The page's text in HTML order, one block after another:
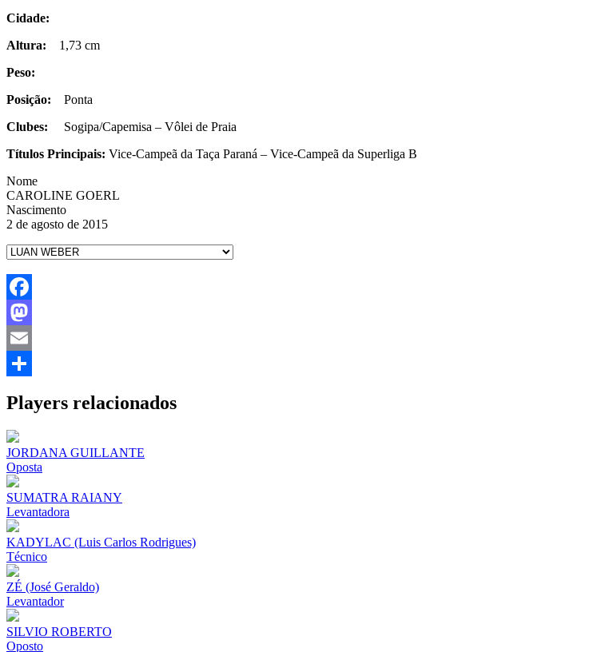
Cidade:
Altura: 1,73 cm
Peso:
Posição: Ponta
Clubes: Sogipa/Capemisa – Vôlei de Praia
Títulos Principais: Vice-Campeã da Taça Paraná – Vice-Campeã da Superliga B
Nome
CAROLINE GOERL
Nascimento
2 de agosto de 2015
Facebook
Mastodon
Email
Players relacionados
JORDANA GUILLANTE
Oposta
SUMATRA RAIANY
Levantadora
KADYLAC (Luis Carlos Rodrigues)
Técnico
ZÉ (José Geraldo)
Levantador
SILVIO ROBERTO
Oposto